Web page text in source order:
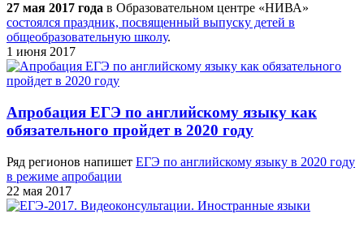
27 мая 2017 года в Образовательном центре «НИВА»
состоялся праздник, посвященный выпуску детей в
общеобразовательную школу.
1 июня 2017
Апробация ЕГЭ по английскому языку как
обязательного пройдет в 2020 году
Ряд регионов напишет ЕГЭ по английскому языку в 2020 году
в режиме апробации
22 мая 2017